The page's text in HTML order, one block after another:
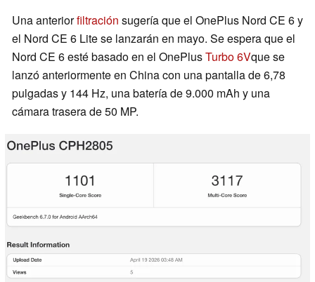
Una anteriorfiltración sugería que el OnePlus Nord CE 6 y
el Nord CE 6 Lite se lanzarán en mayo. Se espera que el
Nord CE 6 esté basado en el OnePlusTurbo 6Vque se
lanzó anteriormente en China con una pantalla de 6,78
pulgadas y 144 Hz, una batería de 9.000 mAh y una
cámara trasera de 50 MP.